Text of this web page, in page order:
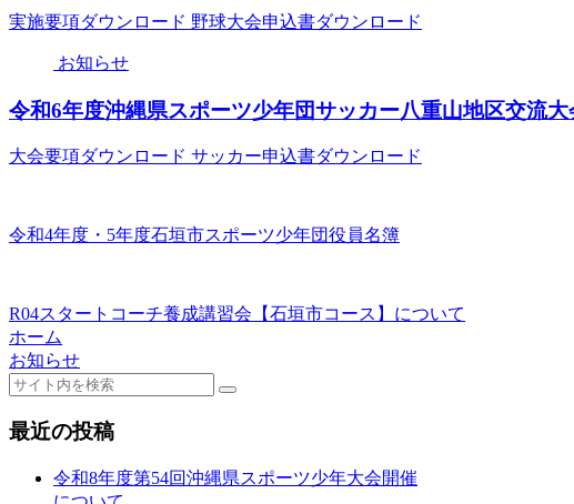
実施要項ダウンロード 野球大会申込書ダウンロード
お知らせ
令和6年度沖縄県スポーツ少年団サッカー八重山地区交流
大会要項ダウンロード サッカー申込書ダウンロード
令和4年度・5年度石垣市スポーツ少年団役員名簿
R04スタートコーチ養成講習会【石垣市コース】について
ホーム
お知らせ
最近の投稿
令和8年度第54回沖縄県スポーツ少年大会開催